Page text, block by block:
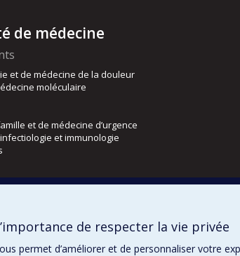
de médecine
et de médecine de la douleur
moléculaire
et de médecine d’urgence
et immunologie
audiologie
de respecter la vie privée
permet d’améliorer et de personnaliser votre